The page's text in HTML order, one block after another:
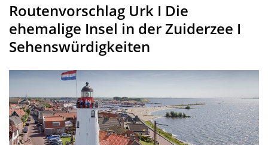
Routenvorschlag Urk I Die
ehemalige Insel in der Zuiderzee I
Sehenswürdigkeiten